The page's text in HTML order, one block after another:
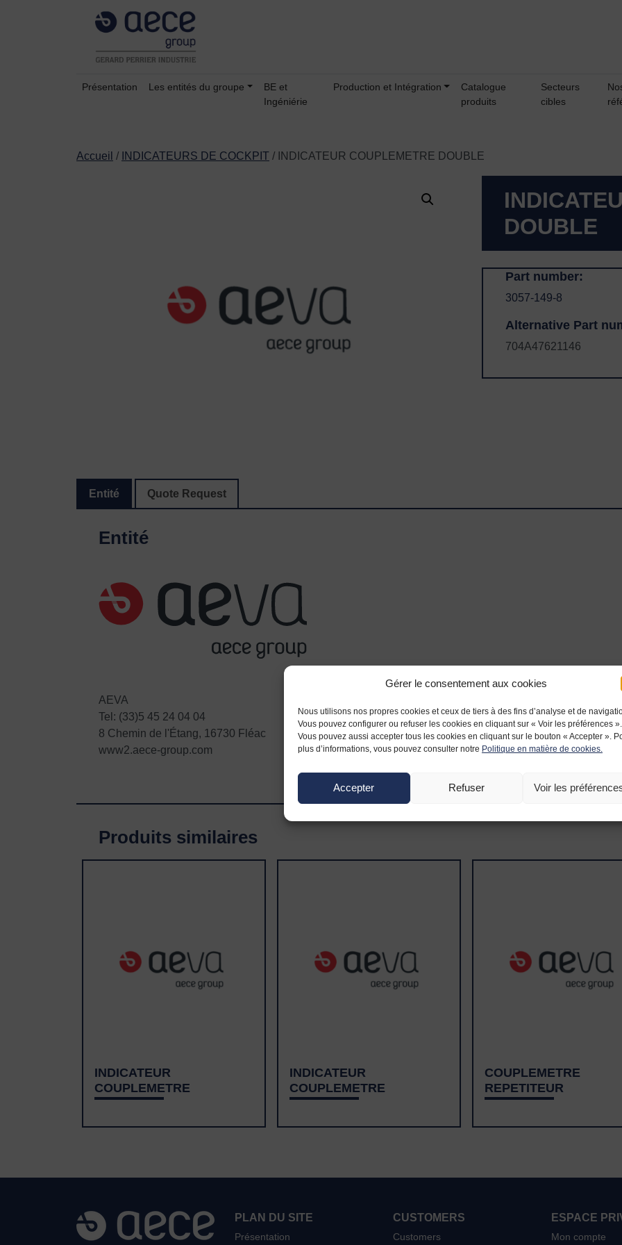
Gérer le consentement aux cookies
Nous utilisons nos propres cookies et ceux de tiers à des fins d’analyse et de
Vous pouvez configurer ou refuser les cookies en cliquant sur « Voir les préférences ».
Vous pouvez aussi accepter tous les cookies en cliquant sur le bouton « Accepter ».
plus d’informations, vous pouvez consulter notre Politique en matière de cookies.
Accepter Refuser Voir les
Présentation Les entités du groupe
BE et
Ingéniérie
Production et Intégration
Catalogue
produits
Secteurs
cibles
Accueil / INDICATEURS DE COCKPIT / INDICATEUR COUPLEMETRE DOUBLE
DOUBLE
Part number:
3057-149-8
Alternative Part
704A47621146
Entité Quote Request
Entité
AEVA
Tel: (33)5 45 24 04 04
8 Chemin de l'Étang, 16730 Fléac
www2.aece-group.com
Produits similaires
INDICATEUR
COUPLEMETRE
INDICATEUR
COUPLEMETRE
COUPLEMETRE
REPETITEUR
PLAN DU SITE
Présentation
CUSTOMERS
Customers
ESPACE
Mon compte